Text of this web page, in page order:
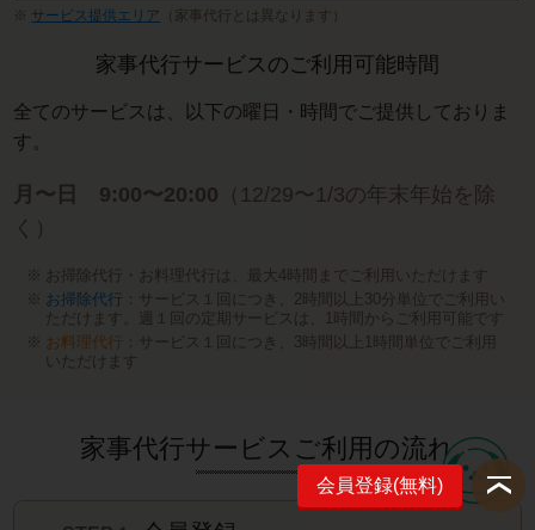
サービス提供エリア （家事代行とは異なります）
家事代行サービスのご利用可能時間
全てのサービスは、以下の曜日・時間でご提供しておりま
す。
月〜日 9:00〜20:00 （12/29〜1/3の年末年始を除
く）
お掃除代行・お料理代行は、最大4時間までご利用いただけます
お掃除代行 ：サービス１回につき、2時間以上30分単位でご利用い
ただけます。週１回の定期サービスは、1時間からご利用可能です
お料理代行 ：サービス１回につき、3時間以上1時間単位でご利用
いただけます
家事代行サービスご利用の流れ
会員登録(無料)